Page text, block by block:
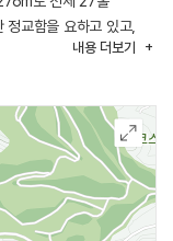
교함을 요하고 있고,
이며 재미있게 설계되어
내용 더보기